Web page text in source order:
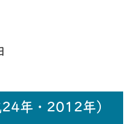
年・2012年）